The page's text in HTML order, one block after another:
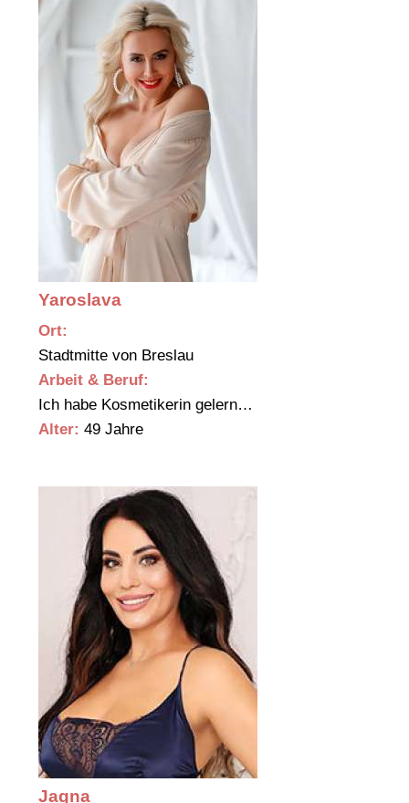
Yaroslava
Ort:
Stadtmitte von Breslau
Arbeit & Beruf:
Ich habe Kosmetikerin gelern…
Alter: 49 Jahre
Jagna